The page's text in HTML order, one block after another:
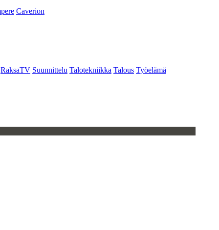
Caverion
RaksaTV Suunnittelu Talotekniikka Talous Työelämä